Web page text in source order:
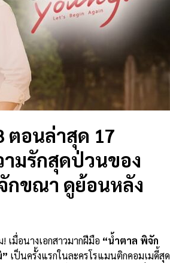
ตอนล่าสุด 17
มรักสุดป่วนของ
กขณา ดูย้อนหลัง
มื่อนางเอกสาวมากฝีมือ “น้ำตาล พิจัก
เป็นครั้งแรกในละครโรแมนติกคอมเมดี้สุด